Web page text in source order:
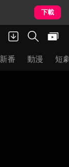
下載
番 動漫 短